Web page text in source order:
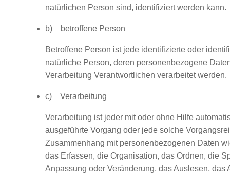
natürlichen Person sind, identifiziert werden kann.
b) betroffene Person
Betroffene Person ist jede identifizierte oder
natürliche Person, deren personenbezogene
Verarbeitung Verantwortlichen verarbeitet werden.
c) Verarbeitung
Verarbeitung ist jeder mit oder ohne Hilfe
ausgeführte Vorgang oder jede solche
Zusammenhang mit personenbezogenen Daten
das Erfassen, die Organisation, das Ordnen, die
Anpassung oder Veränderung, das Auslesen, das